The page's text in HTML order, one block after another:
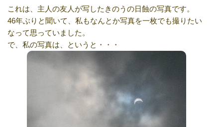
これは、主人の友人が写したきのうの日蝕の写真です。
46年ぶりと聞いて、私もなんとか写真を一枚でも撮りたい
なって思っていました。
で、私の写真は、というと・・・